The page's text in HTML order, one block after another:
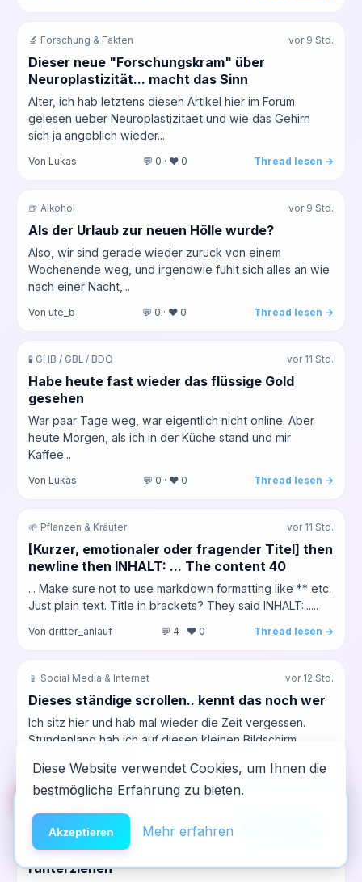
🔬 Forschung & Fakten vor 9 Std.
Dieser neue "Forschungskram" über
Neuroplastizität... macht das Sinn
Alter, ich hab letztens diesen Artikel hier im Forum
gelesen ueber Neuroplastizitaet und wie das Gehirn
sich ja angeblich wieder...
Von Lukas 💬 0 · ❤️ 0 Thread lesen →
🍺 Alkohol vor 9 Std.
Als der Urlaub zur neuen Hölle wurde?
Also, wir sind gerade wieder zuruck von einem
Wochenende weg, und irgendwie fuhlt sich alles an wie
nach einer Nacht,...
Von ute_b 💬 0 · ❤️ 0 Thread lesen →
🧪 GHB / GBL / BDO vor 11 Std.
Habe heute fast wieder das flüssige Gold
gesehen
War paar Tage weg, war eigentlich nicht online. Aber
heute Morgen, als ich in der Küche stand und mir
Kaffee...
Von Lukas 💬 0 · ❤️ 0 Thread lesen →
🌱 Pflanzen & Kräuter vor 11 Std.
[Kurzer, emotionaler oder fragender Titel] then
newline then INHALT: ... The content 40
... Make sure not to use markdown formatting like ** etc.
Just plain text. Title in brackets? They said INHALT:......
Von dritter_anlauf 💬 4 · ❤️ 0 Thread lesen →
📱 Social Media & Internet vor 12 Std.
Dieses ständige scrollen.. kennt das noch wer
Ich sitz hier und hab mal wieder die Zeit vergessen.
Stundenlang hab ich auf diesen kleinen Bildschirm
📱 Digitale Sucht
Wenn die Reels dich nachts wieder
runterziehen
🆘Hilfe
NeelixberliN auf dem Homescreen —
wie eine echte App.
Diese Website verwendet Cookies, um Ihnen die
bestmögliche Erfahrung zu bieten.
Akzeptieren Mehr erfahren